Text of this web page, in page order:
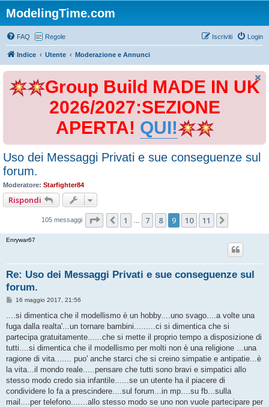
ModelingTime.com
FAQ Regole Login
Iscriviti
Indice Utente Moderazione e Annunci
Group Build MADE IN UK
2026/2027:SEZIONE
APERTA! QUI!
Uso dei Messaggi Privati e sue conseguenze sul
forum.
Moderatore: Starfighter84
Rispondi
105 messaggi Pagina 11
Precedente
1 7 8 9 10 11
Enrywar67
Re: Uso dei Messaggi Privati e sue conseguenze sul
forum.
M
s
a
g
i
o
16 maggio 2017, 21:56
....si dimentica che il modellismo è un hobby....uno svago....a volte una
fuga dalla realta'...un tornare bambini.........ci si dimentica che si
partecipa gratuitamente......che si mette il proprio tempo a disposizione di
tutti....si dimentica che il modellismo per molti non è una religione ...una
ragione di vita....... puo' anche starci che si creino simpatie e antipatie...è
la vita...il mondo reale.....pensare che tutti sono bravi e simpatici allo
stesso modo credo sia infantile......se un utente ha il piacere di
condividere lo fa a prescindere....sul forum...in mp....su fb...sulla
mail....per telefono.......allo stesso modo se uno non vuole partecipare per